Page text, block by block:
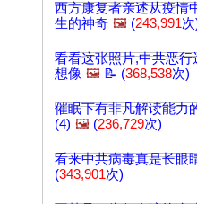
西方康复者亲述从疫情
生的神奇 🖼️ (243,991次
看看这张照片,中共恶行
想像 🖼️ 📝 (368,538次)
催眠下有非凡解读能力
(4) 🖼️ (236,729次)
看来中共病毒真是长眼
(343,901次)